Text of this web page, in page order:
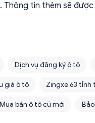
Thông tin thêm sẽ
Dịch vụ đăng ký ô tô
giá ô tô Zingxe 63 tỉnh
Mua bán ô tô cũ mới